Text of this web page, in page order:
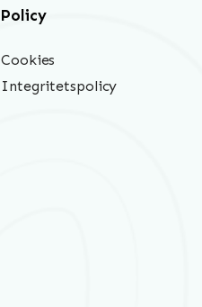
Policy
Cookies
Integritetspolicy